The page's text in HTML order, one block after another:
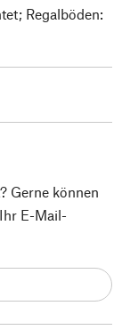
Regalböden:
Gerne können
E-Mail-